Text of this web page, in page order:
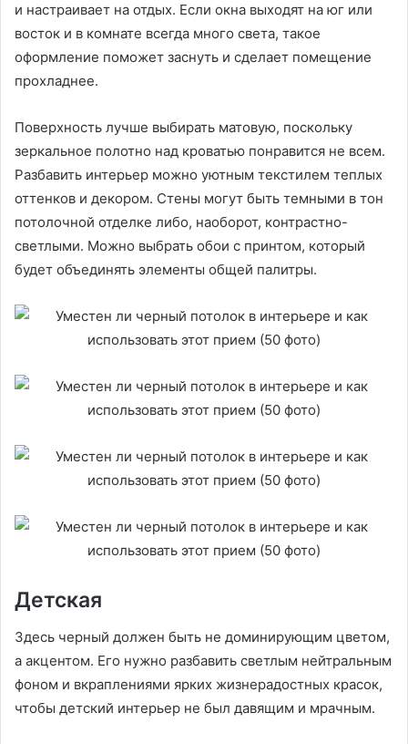
и настраивает на отдых. Если окна выходят на юг или
восток и в комнате всегда много света, такое
оформление поможет заснуть и сделает помещение
прохладнее.
Поверхность лучше выбирать матовую, поскольку
зеркальное полотно над кроватью понравится не всем.
Разбавить интерьер можно уютным текстилем теплых
оттенков и декором. Стены могут быть темными в тон
потолочной отделке либо, наоборот, контрастно-
светлыми. Можно выбрать обои с принтом, который
будет объединять элементы общей палитры.
Детская
Здесь черный должен быть не доминирующим цветом,
а акцентом. Его нужно разбавить светлым нейтральным
фоном и вкраплениями ярких жизнерадостных красок,
чтобы детский интерьер не был давящим и мрачным.